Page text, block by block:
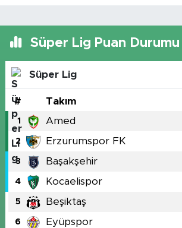
Süper Lig Puan Durumu
Süper Lig
# Takım
1 Amed
2 Erzurumspor FK
3 Başakşehir
4 Kocaelispor
5 Beşiktaş
6 Eyüpspor